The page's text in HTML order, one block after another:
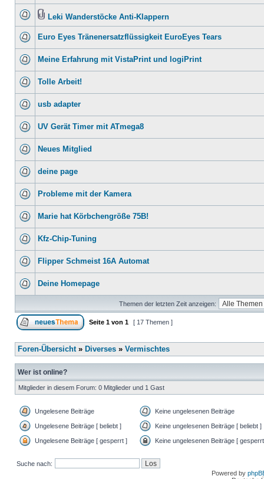
Leki Wanderstöcke Anti-Klappern
Euro Eyes Tränenersatzflüssigkeit EuroEyes Tears
Meine Erfahrung mit VistaPrint und logiPrint
Tolle Arbeit!
usb adapter
UV Gerät Timer mit ATmega8
Neues Mitglied
deine page
Probleme mit der Kamera
Marie hat Körbchengröße 75B!
Kfz-Chip-Tuning
Flipper Schmeist 16A Automat
Deine Homepage
Themen der letzten Zeit anzeigen:
Seite 1 von 1 [ 17 Themen ]
Foren-Übersicht» Diverses » Vermischtes
Wer ist online?
Mitglieder in diesem Forum: 0 Mitglieder und 1 Gast
Ungelesene Beiträge Keine ungelesenen Beiträge
Ungelesene Beiträge [ beliebt ] Keine ungelesenen Beiträge [ beliebt ]
Ungelesene Beiträge [ gesperrt ] Keine ungelesenen Beiträge [
Suche nach:
Powered by